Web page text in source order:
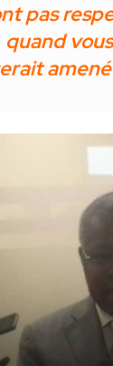
pas